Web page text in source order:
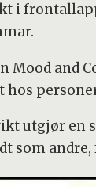
i
and
utgjør
som